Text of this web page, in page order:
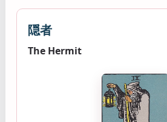
隠者
The Hermit